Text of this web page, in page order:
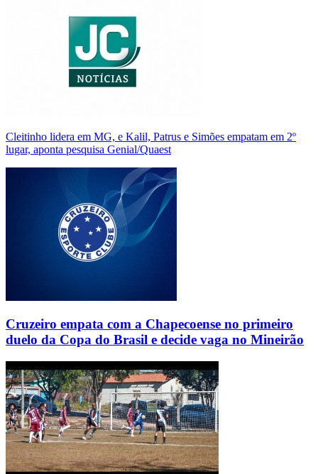
Cleitinho lidera em MG, e Kalil, Patrus e Simões empatam em 2º
lugar, aponta pesquisa Genial/Quaest
Cruzeiro empata com a Chapecoense no primeiro
duelo da Copa do Brasil e decide vaga no Mineirão